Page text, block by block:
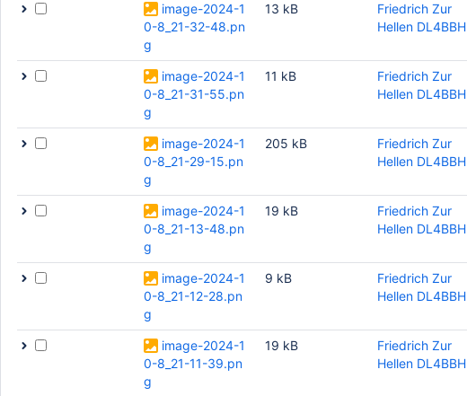
image-2024-1
0-8_21-32-48.pn
g
13 kB
Friedrich Zur
Hellen DL4BBH
image-2024-1
0-8_21-31-55.pn
g
11 kB
Friedrich Zur
Hellen DL4BBH
image-2024-1
0-8_21-29-15.pn
g
205 kB
Friedrich Zur
Hellen DL4BBH
image-2024-1
0-8_21-13-48.pn
g
19 kB
Friedrich Zur
Hellen DL4BBH
image-2024-1
0-8_21-12-28.pn
g
9 kB
Friedrich Zur
Hellen DL4BBH
image-2024-1
0-8_21-11-39.pn
g
19 kB
Friedrich Zur
Hellen DL4BBH